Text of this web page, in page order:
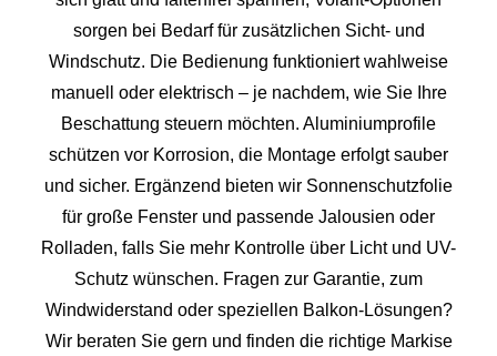
sorgen bei Bedarf für zusätzlichen Sicht- und
Windschutz. Die Bedienung funktioniert wahlweise
manuell oder elektrisch – je nachdem, wie Sie Ihre
Beschattung steuern möchten. Aluminiumprofile
schützen vor Korrosion, die Montage erfolgt sauber
und sicher. Ergänzend bieten wir Sonnenschutzfolie
für große Fenster und passende Jalousien oder
Rolladen, falls Sie mehr Kontrolle über Licht und UV-
Schutz wünschen. Fragen zur Garantie, zum
Windwiderstand oder speziellen Balkon-Lösungen?
Wir beraten Sie gern und finden die richtige Markise